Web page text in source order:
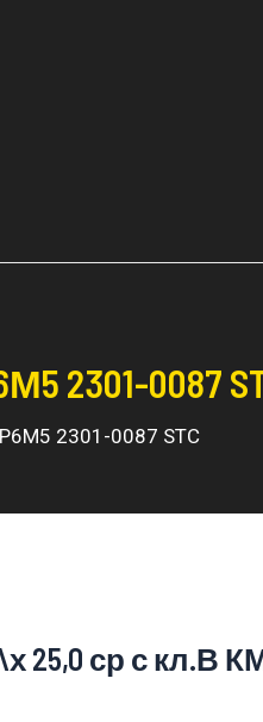
2301-0087
2301-0087 STC
25,0 ср с кл.В